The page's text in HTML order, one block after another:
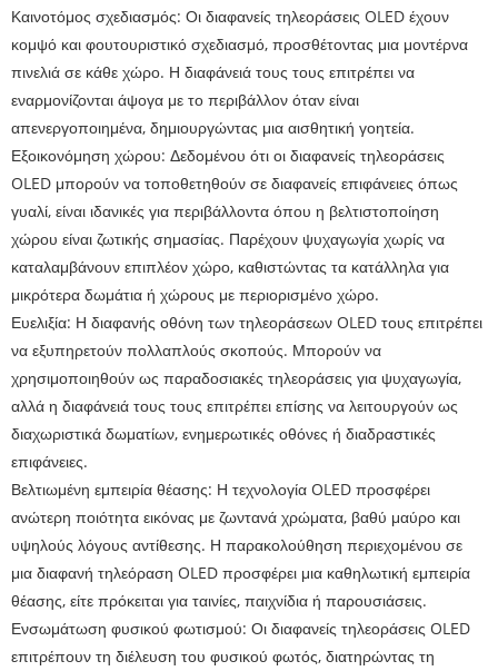
Καινοτόμος σχεδιασμός: Οι διαφανείς τηλεοράσεις OLED έχουν
κομψό και φουτουριστικό σχεδιασμό, προσθέτοντας μια μοντέρνα
πινελιά σε κάθε χώρο. Η διαφάνειά τους τους επιτρέπει να
εναρμονίζονται άψογα με το περιβάλλον όταν είναι
απενεργοποιημένα, δημιουργώντας μια αισθητική γοητεία.
Εξοικονόμηση χώρου: Δεδομένου ότι οι διαφανείς τηλεοράσεις
OLED μπορούν να τοποθετηθούν σε διαφανείς επιφάνειες όπως
γυαλί, είναι ιδανικές για περιβάλλοντα όπου η βελτιστοποίηση
χώρου είναι ζωτικής σημασίας. Παρέχουν ψυχαγωγία χωρίς να
καταλαμβάνουν επιπλέον χώρο, καθιστώντας τα κατάλληλα για
μικρότερα δωμάτια ή χώρους με περιορισμένο χώρο.
Ευελιξία: Η διαφανής οθόνη των τηλεοράσεων OLED τους επιτρέπει
να εξυπηρετούν πολλαπλούς σκοπούς. Μπορούν να
χρησιμοποιηθούν ως παραδοσιακές τηλεοράσεις για ψυχαγωγία,
αλλά η διαφάνειά τους τους επιτρέπει επίσης να λειτουργούν ως
διαχωριστικά δωματίων, ενημερωτικές οθόνες ή διαδραστικές
επιφάνειες.
Βελτιωμένη εμπειρία θέασης: Η τεχνολογία OLED προσφέρει
ανώτερη ποιότητα εικόνας με ζωντανά χρώματα, βαθύ μαύρο και
υψηλούς λόγους αντίθεσης. Η παρακολούθηση περιεχομένου σε
μια διαφανή τηλεόραση OLED προσφέρει μια καθηλωτική εμπειρία
θέασης, είτε πρόκειται για ταινίες, παιχνίδια ή παρουσιάσεις.
Ενσωμάτωση φυσικού φωτισμού: Οι διαφανείς τηλεοράσεις OLED
επιτρέπουν τη διέλευση του φυσικού φωτός, διατηρώντας τη